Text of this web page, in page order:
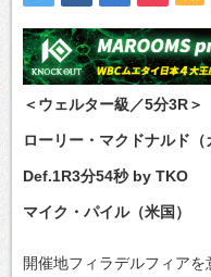
＜ウェルター級／5分3R＞
ローリー・マクドナルド（
Def.1R3分54秒 by TKO
マイク・パイル（米国）
開催地フィラデルフィア